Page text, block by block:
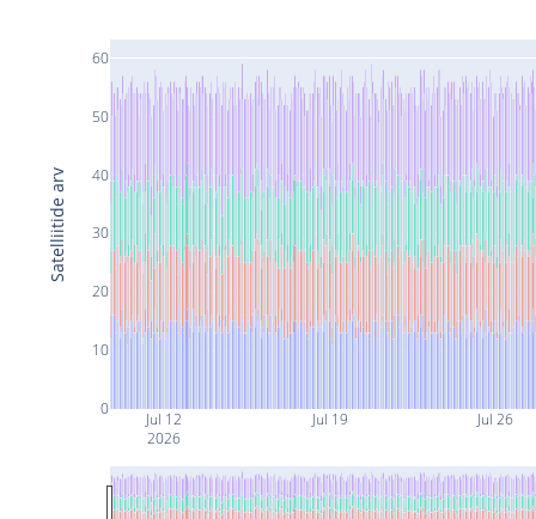
Jul 12
2026
Jul 19 Jul 26
0
10
20
30
40
50
60
Satelliitide arv